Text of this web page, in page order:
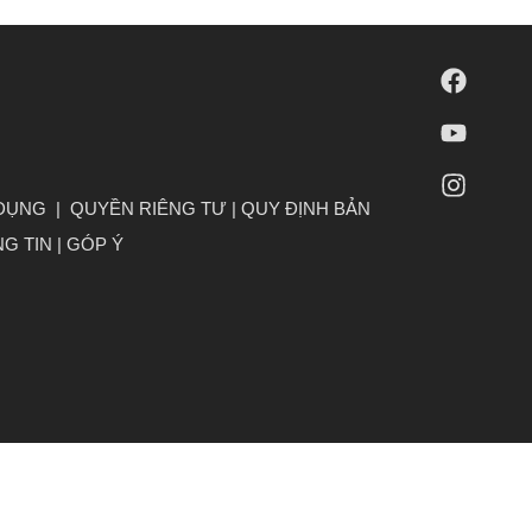
|QUYỀN RIÊNG TƯ |QUY ĐỊNH BẢN
TIN |GÓP Ý